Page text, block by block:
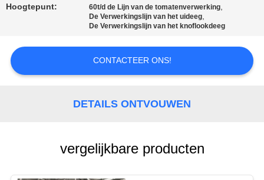
GEVALLEN
VERZOEK
Hoogtepunt: 60t/d de Lijn van de tomatenverwerking,
De Verwerkingslijn van het uideeg,
De Verwerkingslijn van het knoflookdeeg
CONTACTEER ONS!
DETAILS ONTVOUWEN
vergelijkbare producten